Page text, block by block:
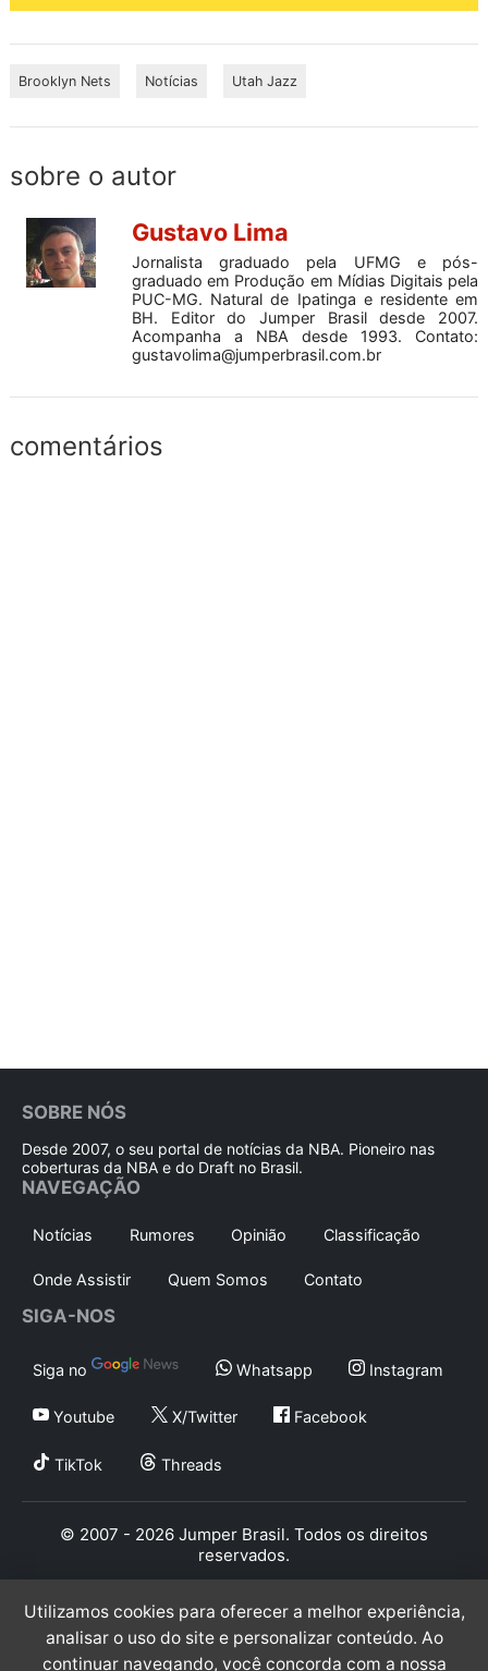
Brooklyn Nets Notícias Utah Jazz
sobre o autor
Gustavo Lima
Jornalista graduado pela UFMG e pós-
graduado em Produção em Mídias Digitais pela
PUC-MG. Natural de Ipatinga e residente em
BH. Editor do Jumper Brasil desde 2007.
Acompanha a NBA desde 1993. Contato:
gustavolima@jumperbrasil.com.br
comentários
SOBRE NÓS
Desde 2007, o seu portal de notícias da NBA. Pioneiro nas
coberturas da NBA e do Draft no Brasil.
NAVEGAÇÃO
Notícias Rumores Opinião Classificação
Onde Assistir Quem Somos Contato
SIGA-NOS
Siga no Whatsapp Instagram
Youtube X/Twitter Facebook
TikTok Threads
© 2007 - 2026 Jumper Brasil. Todos os direitos
reservados.
Utilizamos cookies para oferecer a melhor experiência,
analisar o uso do site e personalizar conteúdo. Ao
continuar navegando, você concorda com a nossa